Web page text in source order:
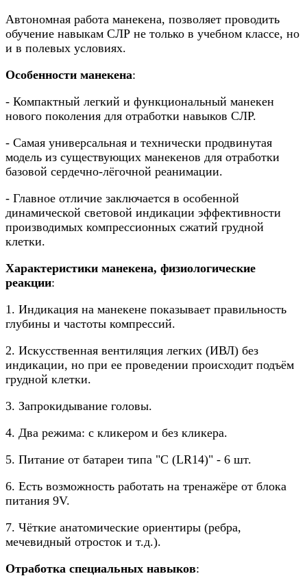
Автономная работа манекена, позволяет проводить
обучение навыкам СЛР не только в учебном классе, но
и в полевых условиях.
Особенности манекена:
- Компактный легкий и функциональный манекен
нового поколения для отработки навыков СЛР.
- Самая универсальная и технически продвинутая
модель из существующих манекенов для отработки
базовой сердечно-лёгочной реанимации.
- Главное отличие заключается в особенной
динамической световой индикации эффективности
производимых компрессионных сжатий грудной
клетки.
Характеристики манекена, физиологические
реакции:
1. Индикация на манекене показывает правильность
глубины и частоты компрессий.
2. Искусственная вентиляция легких (ИВЛ) без
индикации, но при ее проведении происходит подъём
грудной клетки.
3. Запрокидывание головы.
4. Два режима: с кликером и без кликера.
5. Питание от батареи типа "С (LR14)" - 6 шт.
6. Есть возможность работать на тренажёре от блока
питания 9V.
7. Чёткие анатомические ориентиры (ребра,
мечевидный отросток и т.д.).
Отработка специальных навыков: